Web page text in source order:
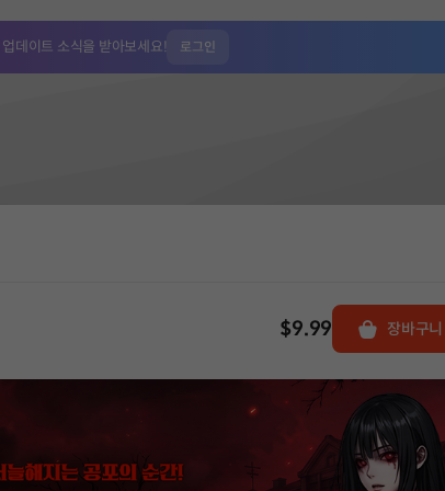
업데이트 소식을 받아보세요! 로그인
$9.99 장바구니